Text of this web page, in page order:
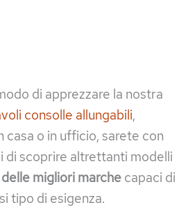
di apprezzare la nostra
consolle allungabili,
o in ufficio, sarete con
di scoprire altrettanti modelli
migliori marche capaci di
tipo di esigenza.